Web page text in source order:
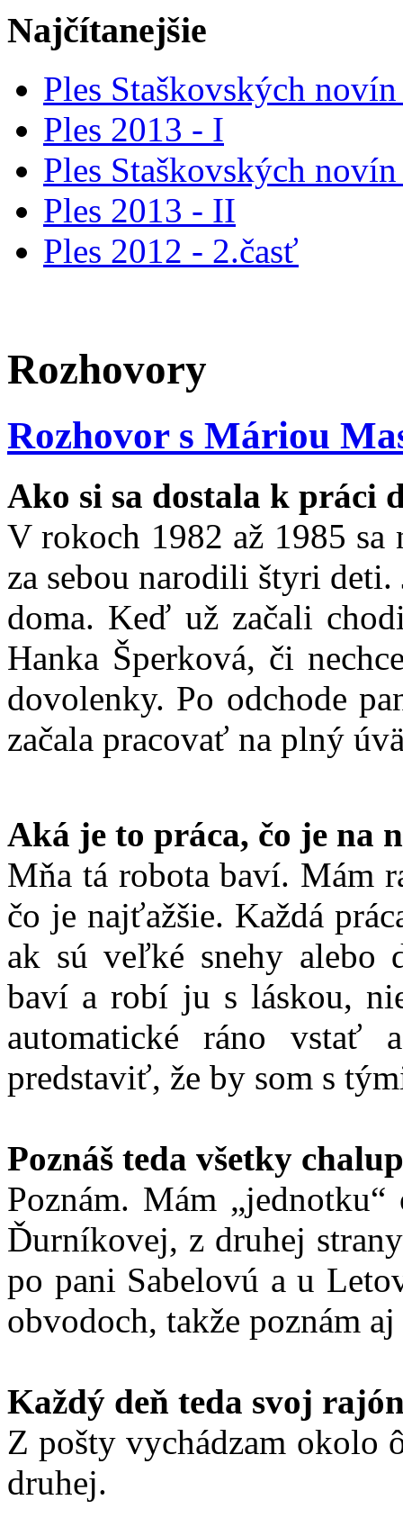
Najčítanejšie
Ples Staškovských
Ples 2013 - I
Ples Staškovských
Ples 2013 - II
Ples 2012 - 2.časť
Rozhovory
Rozhovor s Máriou
Ako si sa dostala k práci
V rokoch 1982 až 1985 sa
za sebou narodili štyri
doma. Keď už začali
Hanka Šperková, či
dovolenky. Po odchode
začala pracovať na plný
Aká je to práca, čo je na
Mňa tá robota baví. Mám
čo je najťažšie. Každá
ak sú veľké snehy alebo
baví a robí ju s láskou,
automatické ráno
predstaviť, že by som s
Poznáš teda všetky
Poznám. Mám
Ďurníkovej, z druhej
po pani Sabelovú a u
obvodoch, takže poznám
Každý deň teda svoj
Z pošty vychádzam okolo
druhej.